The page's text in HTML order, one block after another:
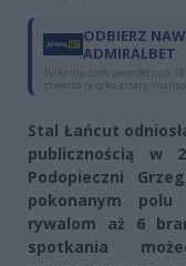
ODBIERZ
ADMIRALBET
Tylko dla osób pełnoletnich
stwarza ryzyko straty
Stal Łańcut
publicznością w
Podopieczni
pokonanym polu
rywalom aż 6
spotkania